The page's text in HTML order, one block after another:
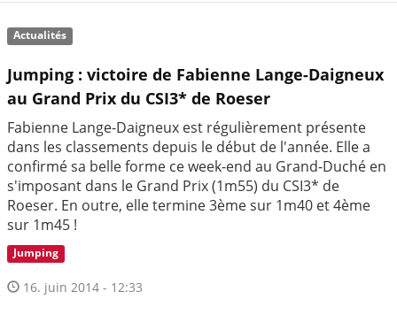
Actualités
Jumping : victoire de Fabienne Lange-Daigneux
au Grand Prix du CSI3* de Roeser
Fabienne Lange-Daigneux est régulièrement présente
dans les classements depuis le début de l'année. Elle a
confirmé sa belle forme ce week-end au Grand-Duché en
s'imposant dans le Grand Prix (1m55) du CSI3* de
Roeser. En outre, elle termine 3ème sur 1m40 et 4ème
sur 1m45 !
Jumping
16. juin 2014 - 12:33